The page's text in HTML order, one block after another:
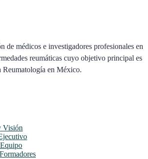
de médicos e investigadores profesionales en
reumáticas cuyo objetivo principal es
en México.
Visión